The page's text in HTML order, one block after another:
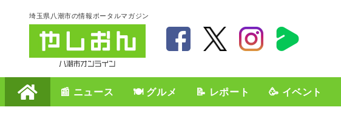
埼玉県八潮市の情報ポータルマガジン
📰 ニュース 🍽️ グルメ 📝 レポート 🥳 イベント